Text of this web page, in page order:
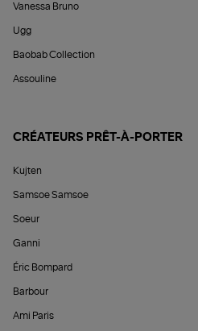
Vanessa Bruno
Ugg
Baobab Collection
Assouline
CRÉATEURS PRÊT-À-PORTER
Kujten
Samsoe Samsoe
Soeur
Ganni
Éric Bompard
Barbour
Ami Paris